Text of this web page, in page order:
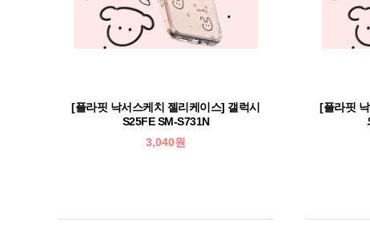
[플라핏 낙서스케치 젤리케이스] 갤럭시
S25FE SM-S731N
3,040원
[플라핏